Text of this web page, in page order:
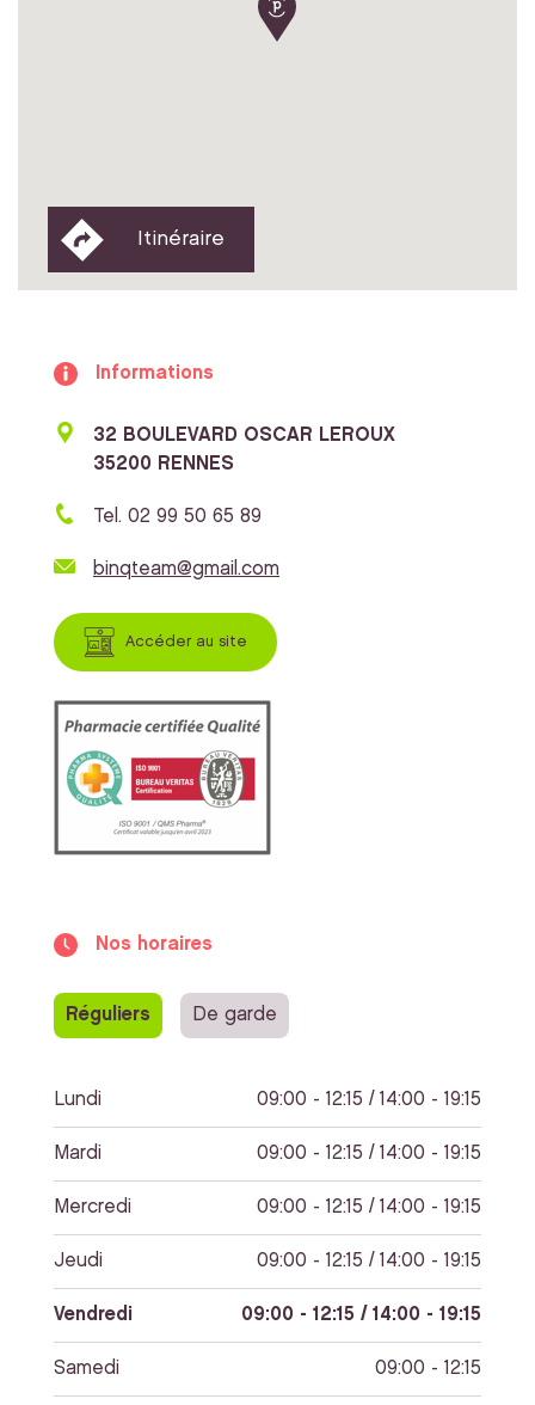
Itinéraire
Informations
32 BOULEVARD OSCAR LEROUX
35200 RENNES
Tel. 02 99 50 65 89
binqteam@gmail.com
Accéder au site
Nos horaires
Réguliers De garde
Lundi 09:00 - 12:15 / 14:00 - 19:15
Mardi 09:00 - 12:15 / 14:00 - 19:15
Mercredi 09:00 - 12:15 / 14:00 - 19:15
Jeudi 09:00 - 12:15 / 14:00 - 19:15
Vendredi 09:00 - 12:15 / 14:00 - 19:15
Samedi 09:00 - 12:15